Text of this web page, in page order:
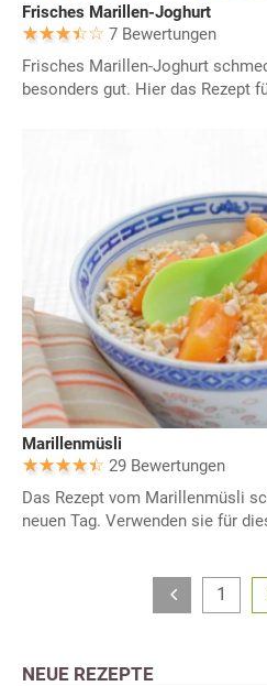
Frisches Marillen-Joghurt
7 Bewertungen
Frisches Marillen-Joghurt
besonders gut. Hier das Rezept
Marillenmüsli
29 Bewertungen
Das Rezept vom Marillenmüsli
neuen Tag. Verwenden sie für
1
NEUE REZEPTE